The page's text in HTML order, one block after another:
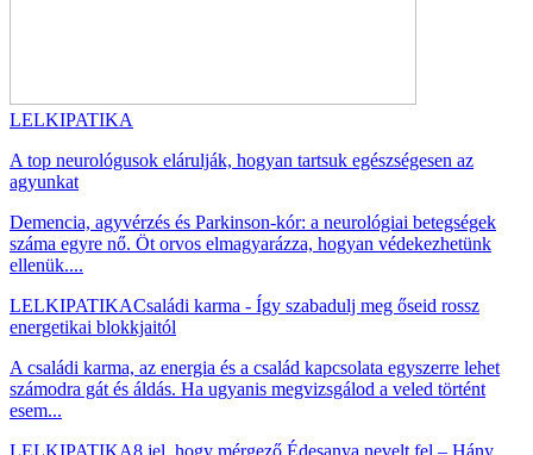
LELKIPATIKA
A top neurológusok elárulják, hogyan tartsuk egészségesen az
agyunkat
Demencia, agyvérzés és Parkinson-kór: a neurológiai betegségek
száma egyre nő. Öt orvos elmagyarázza, hogyan védekezhetünk
ellenük....
LELKIPATIKACsaládi karma - Így szabadulj meg őseid rossz
energetikai blokkjaitól
A családi karma, az energia és a család kapcsolata egyszerre lehet
számodra gát és áldás. Ha ugyanis megvizsgálod a veled történt
esem...